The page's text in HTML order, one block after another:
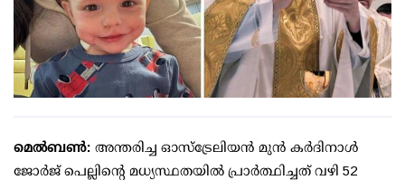
മെൽബൺ: അന്തരിച്ച ഓസ്‌ട്രേലിയൻ മുൻ കർദിനാൾ
ജോർജ് പെല്ലിന്റെ മധ്യസ്ഥതയിൽ പ്രാർത്ഥിച്ചത് വഴി 52 ​​